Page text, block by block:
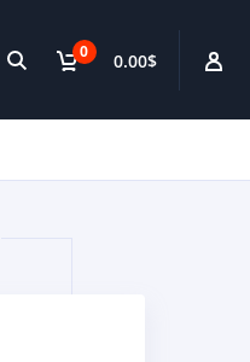
0 0.00$